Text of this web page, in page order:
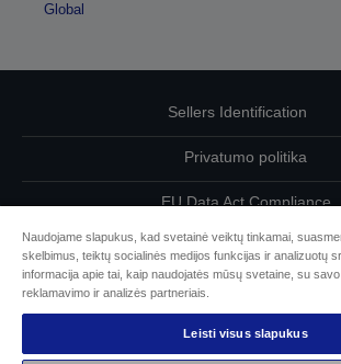
Global
Sellers Identification
Privatumo politika
EU Data Act Compliance
Susisiekite su mumis dėl savo
Cookie Information
„Epson“ įsipareigojimas dėl
Naudojame slapukus, kad svetainė veiktų tinkamai,
skelbimus, teiktų socialinės medijos funkcijas ir analizuotų
informacija apie tai, kaip naudojatės mūsų svetaine, su savo
reklamavimo ir analizės partneriais.
Leisti visus slapukus